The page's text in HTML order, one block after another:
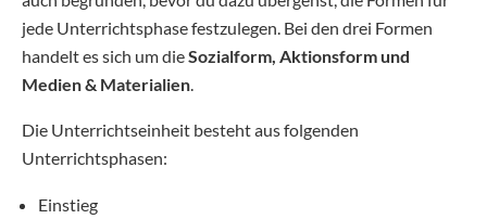
jede Unterrichtsphase festzulegen. Bei den drei Formen
handelt es sich um dieSozialform, Aktionsform und
Medien & Materialien.
Die Unterrichtseinheit besteht aus folgenden
Unterrichtsphasen:
Einstieg